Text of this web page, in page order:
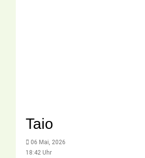
Taio
06 Mai, 2026
18:42 Uhr